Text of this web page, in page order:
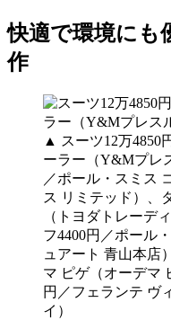
快適で環境にも
作
▲ スーツ12万4850
ーラー（Y&Mプレ
／ポール・スミス
ス リミテッド）、
（トヨダトレーデ
フ4400円／ポール
ュアート 青山本店
マ ピゲ（オーデマ
円／フェランテ ヴ
イ）